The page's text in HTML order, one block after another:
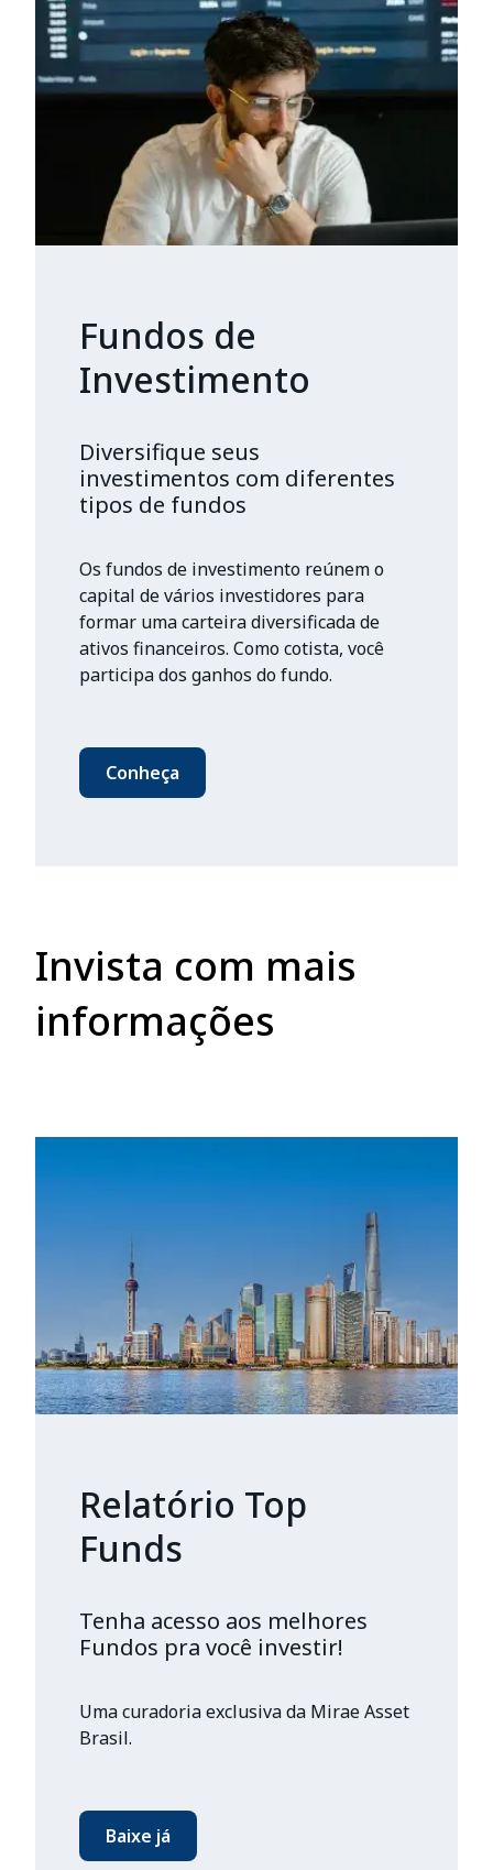
Fundos de
Investimento
Diversifique seus
investimentos com diferentes
tipos de fundos
Os fundos de investimento reúnem o
capital de vários investidores para
formar uma carteira diversificada de
ativos financeiros. Como cotista, você
participa dos ganhos do fundo.
Conheça
Invista com mais
informações
Relatório Top
Funds
Tenha acesso aos melhores
Fundos pra você investir!
Uma curadoria exclusiva da Mirae Asset
Brasil.
Baixe já